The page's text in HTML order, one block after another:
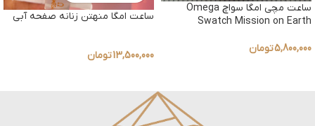
ساعت مچی امگا سواچ Omega
Swatch Mission on Earth
5,800,000تومان
ساعت امگا منهتن زنانه صفحه آبی
13,500,000تومان